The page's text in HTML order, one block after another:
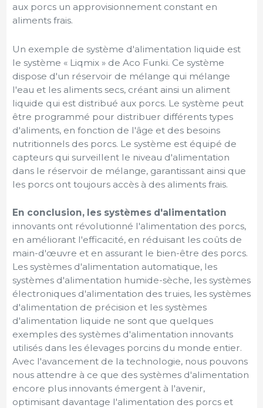
aux porcs un approvisionnement constant en
aliments frais.
Un exemple de système d'alimentation liquide est
le système « Liqmix » de Aco Funki. Ce système
dispose d'un réservoir de mélange qui mélange
l'eau et les aliments secs, créant ainsi un aliment
liquide qui est distribué aux porcs. Le système peut
être programmé pour distribuer différents types
d'aliments, en fonction de l'âge et des besoins
nutritionnels des porcs. Le système est équipé de
capteurs qui surveillent le niveau d'alimentation
dans le réservoir de mélange, garantissant ainsi que
les porcs ont toujours accès à des aliments frais.
En conclusion, les systèmes d'alimentation
innovants ont révolutionné l'alimentation des porcs,
en améliorant l'efficacité, en réduisant les coûts de
main-d'œuvre et en assurant le bien-être des porcs.
Les systèmes d'alimentation automatique, les
systèmes d'alimentation humide-sèche, les systèmes
électroniques d'alimentation des truies, les systèmes
d'alimentation de précision et les systèmes
d'alimentation liquide ne sont que quelques
exemples des systèmes d'alimentation innovants
utilisés dans les élevages porcins du monde entier.
Avec l'avancement de la technologie, nous pouvons
nous attendre à ce que des systèmes d'alimentation
encore plus innovants émergent à l'avenir,
optimisant davantage l'alimentation des porcs et